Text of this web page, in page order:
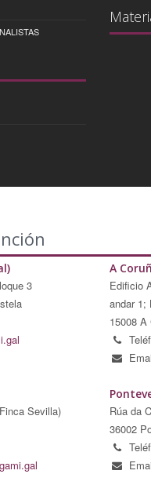
3
A
Edificio
andar 1;
15008 A
Sevilla)
Rúa da
36002